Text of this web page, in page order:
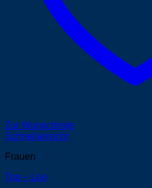
Zur Wunschliste
Schnellansicht
Frauen
Top – Leo